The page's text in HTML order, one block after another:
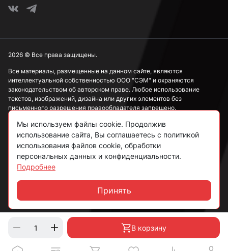
В корзину
М18
М22
М27
М48
Все материалы, размещенные на данном сайте, являются
интеллектуальной собственностью ООО "СЭМ" и охраняются
законодательством об авторском праве. Любое использование
текстов, изображений, дизайна или других элементов без
письменного разрешения правообладателя запрещено.
Информация, представленная на сайте, носит исключительно
ознакомительный характер и не может рассматриваться как
публичная оферта в соответствии со ст. 437 ГК РФ.
Политика конфиденциальности
Согласие на обработку данных
Пользовательское соглашение
2026 © Все права защищены.
Мы используем файлы cookie. Продолжив
использование сайта, Вы соглашаетесь с политикой
использования файлов cookie, обработки
персональных данных и конфиденциальности.
Подробнее
Принять
Чат